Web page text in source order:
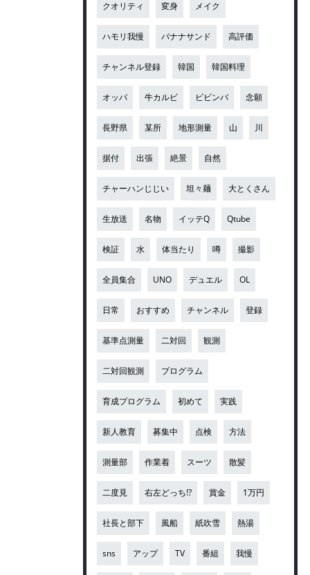
クオリティ 変身 メイク
ハモリ我慢 バナナサンド 高評価
チャンネル登録 韓国 韓国料理
オッパ 牛カルビ ビビンバ 念願
長野県 某所 地形測量 山 川
据付 出張 絶景 自然
チャーハンじじい 坦々麺 大とくさん
生放送 名物 イッテQ Qtube
検証 水 体当たり 噂 撮影
全員集合 UNO デュエル OL
日常 おすすめ チャンネル 登録
基準点測量 二対回 観測
二対回観測 プログラム
育成プログラム 初めて 実践
新人教育 募集中 点検 方法
測量部 作業着 スーツ 散髪
二度見 右左どっち!? 賞金 1万円
社長と部下 風船 紙吹雪 熱湯
sns アップ TV 番組 我慢